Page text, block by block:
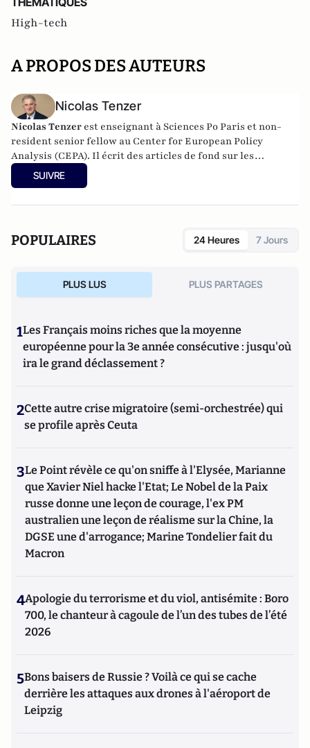
High-tech
A PROPOS DES AUTEURS
Nicolas Tenzer
Nicolas Tenzer est enseignant à Sciences Po Paris et non-
resident senior fellow au Center for European Policy
Analysis (CEPA). Il écrit des articles de fond sur les
questions internationales et de sécurité notamment sur son
blogTenzer Strategics
derniersNotre Guerre. Le crime et l’oubli : pour une pensée
puissancessont sortis en 2024 et 2025 aux Éditions de
l’Observatoire.
SUIVRE
POPULAIRES 24 Heures 7 Jours
PLUS LUS PLUS PARTAGES
1Les Français moins riches que la moyenne
européenne pour la 3e année consécutive : jusqu'où
ira le grand déclassement ?
2Cette autre crise migratoire (semi-orchestrée) qui
se profile après Ceuta
3Le Point révèle ce qu'on sniffe à l'Elysée, Marianne
que Xavier Niel hacke l'Etat; Le Nobel de la Paix
russe donne une leçon de courage, l'ex PM
australien une leçon de réalisme sur la Chine, la
DGSE une d'arrogance; Marine Tondelier fait du
Macron
4Apologie du terrorisme et du viol, antisémite : Boro
700, le chanteur à cagoule de l’un des tubes de l’été
2026
5Bons baisers de Russie ? Voilà ce qui se cache
derrière les attaques aux drones à l'aéroport de
Leipzig